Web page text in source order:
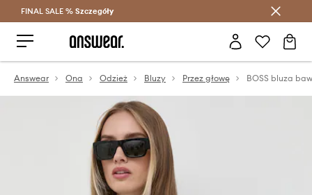
Oszczędzaj z Answear Club >
FINAL SALE % Szczegóły
Answear Ona Odzież Bluzy Przez głowę BOSS bluza